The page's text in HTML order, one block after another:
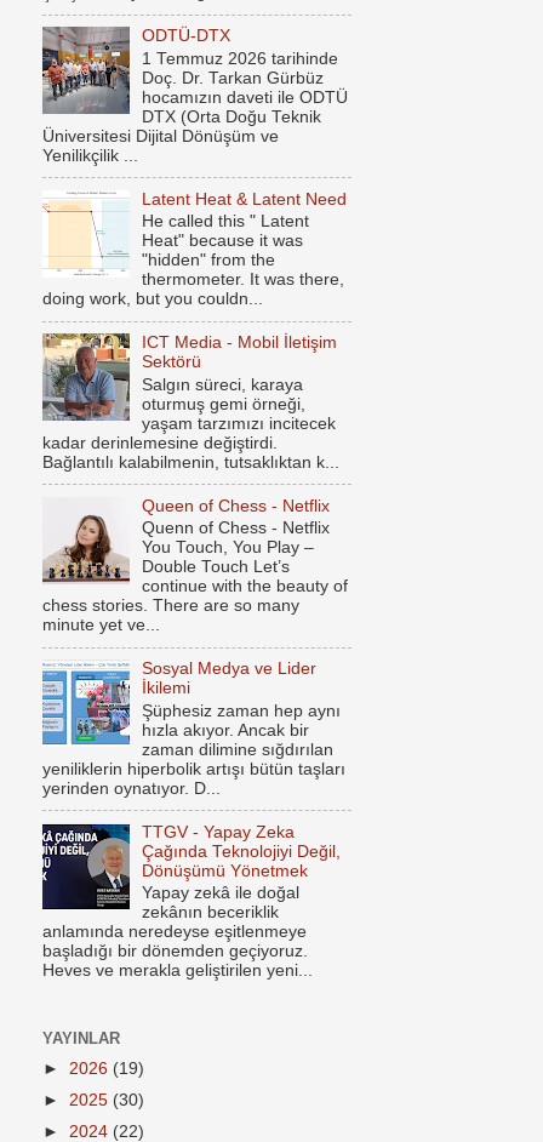
ODTÜ-DTX
1 Temmuz 2026 tarihinde
Doç. Dr. Tarkan Gürbüz
hocamızın daveti ile ODTÜ
DTX (Orta Doğu Teknik
Üniversitesi Dijital Dönüşüm ve
Yenilikçilik ...
Latent Heat & Latent Need
He called this " Latent
Heat" because it was
"hidden" from the
thermometer. It was there,
doing work, but you couldn...
ICT Media - Mobil İletişim
Sektörü
Salgın süreci, karaya
oturmuş gemi örneği,
yaşam tarzımızı incitecek
kadar derinlemesine değiştirdi.
Bağlantılı kalabilmenin, tutsaklıktan k...
Queen of Chess - Netflix
Quenn of Chess - Netflix
You Touch, You Play –
Double Touch Let’s
continue with the beauty of
chess stories. There are so many
minute yet ve...
Sosyal Medya ve Lider
İkilemi
Şüphesiz zaman hep aynı
hızla akıyor. Ancak bir
zaman dilimine sığdırılan
yeniliklerin hiperbolik artışı bütün taşları
yerinden oynatıyor. D...
TTGV - Yapay Zeka
Çağında Teknolojiyi Değil,
Dönüşümü Yönetmek
Yapay zekâ ile doğal
zekânın beceriklik
anlamında neredeyse eşitlenmeye
başladığı bir dönemden geçiyoruz.
Heves ve merakla geliştirilen yeni...
YAYINLAR
► 2026 (19)
► 2025 (30)
► 2024 (22)